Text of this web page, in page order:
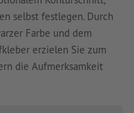
selbst festlegen. Durch
Farbe und dem
erzielen Sie zum
die Aufmerksamkeit